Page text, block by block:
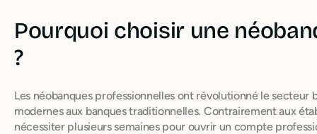
Pourquoi choisir une
?
Les néobanques professionnelles ont révolutionné le secteur
modernes aux banques traditionnelles. Contrairement aux
nécessiter plusieurs semaines pour ouvrir un compte